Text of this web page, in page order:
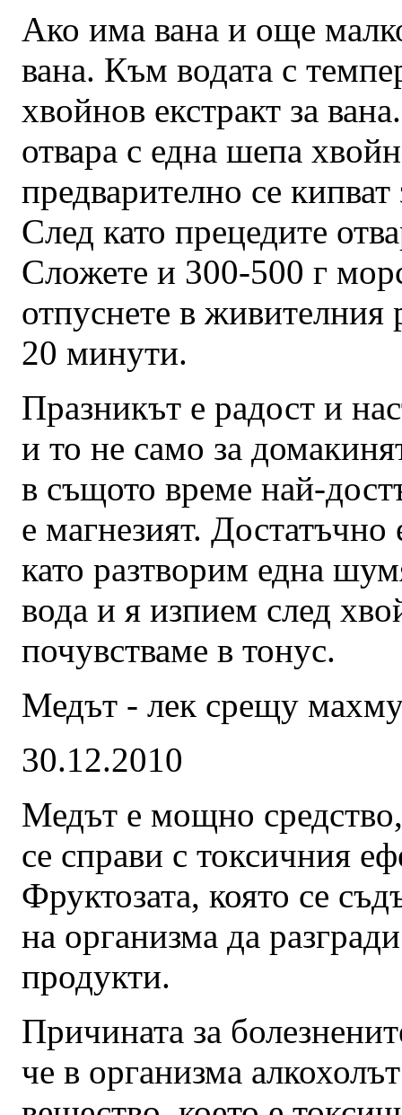
Ако има вана и още
вана. Към водата с
хвойнов екстракт за
отвара с една шепа
предварително се
След като прецедите
Сложете и 300-500 г
отпуснете в
20 минути.
Празникът е радост и
и то не само за
в същото време най-
е магнезият.
като разтворим една
вода и я изпием след
почувстваме в тонус.
Медът - лек срещу
30.12.2010
Медът е мощно
се справи с токсичния
Фруктозата, която се
на организма да
продукти.
Причината за
че в организма